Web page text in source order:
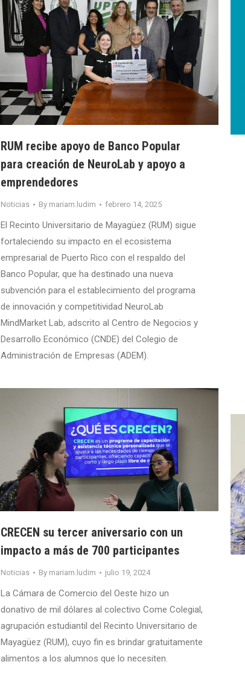
RUM recibe apoyo de Banco Popular
para creación de NeuroLab y apoyo a
emprendedores
Noticias By mariam.ludim febrero 14, 2025
El Recinto Universitario de Mayagüez (RUM) sigue
fortaleciendo su impacto en el ecosistema
empresarial de Puerto Rico con el respaldo del
Banco Popular, que ha destinado una nueva
subvención para el establecimiento del programa
de innovación y competitividad NeuroLab
MindMarket Lab, adscrito al Centro de Negocios y
Desarrollo Económico (CNDE) del Colegio de
Administración de Empresas (ADEM).
CRECEN su tercer aniversario con un
impacto a más de 700 participantes
Noticias By mariam.ludim julio 19, 2024
La Cámara de Comercio del Oeste hizo un
donativo de mil dólares al colectivo Come Colegial,
agrupación estudiantil del Recinto Universitario de
Mayagüez (RUM), cuyo fin es brindar gratuitamente
alimentos a los alumnos que lo necesiten.